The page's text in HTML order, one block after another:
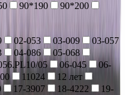
90*190
90*200
02-053 03-009
03-057
04-086
05-068
05 06-045
06-
11024
12 лет
17-3907 18-4222
19-